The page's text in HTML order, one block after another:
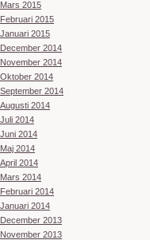
Mars 2015
Februari 2015
Januari 2015
December 2014
November 2014
Oktober 2014
September 2014
Augusti 2014
Juli 2014
Juni 2014
Maj 2014
April 2014
Mars 2014
Februari 2014
Januari 2014
December 2013
November 2013